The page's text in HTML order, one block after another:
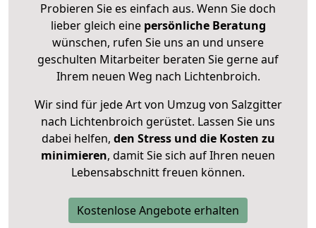
Probieren Sie es einfach aus. Wenn Sie doch
lieber gleich eine persönliche Beratung
wünschen, rufen Sie uns an und unsere
geschulten Mitarbeiter beraten Sie gerne auf
Ihrem neuen Weg nach Lichtenbroich.
Wir sind für jede Art von Umzug von Salzgitter
nach Lichtenbroich gerüstet. Lassen Sie uns
dabei helfen, den Stress und die Kosten zu
minimieren, damit Sie sich auf Ihren neuen
Lebensabschnitt freuen können.
Kostenlose Angebote erhalten